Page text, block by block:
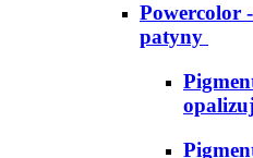
Powercolor
patyny